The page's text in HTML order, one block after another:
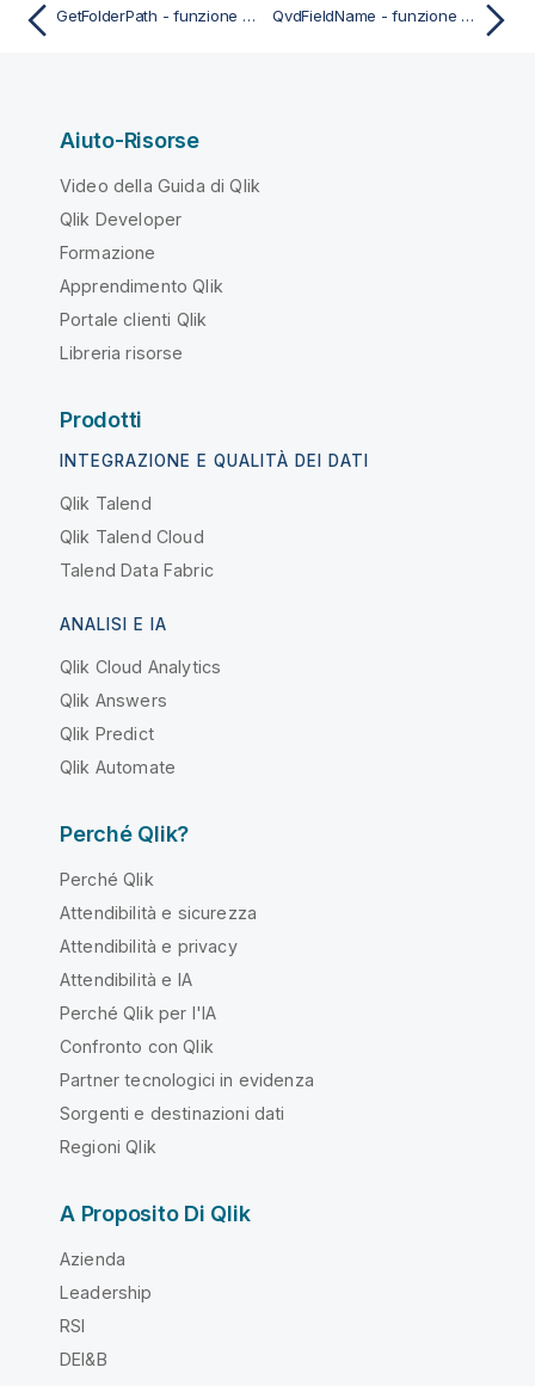
GetFolderPath - funzione di script QvdFieldName - funzione di script
Aiuto-Risorse
Video della Guida di Qlik
Qlik Developer
Formazione
Apprendimento Qlik
Portale clienti Qlik
Libreria risorse
Prodotti
INTEGRAZIONE E QUALITÀ DEI DATI
Qlik Talend
Qlik Talend Cloud
Talend Data Fabric
ANALISI E IA
Qlik Cloud Analytics
Qlik Answers
Qlik Predict
Qlik Automate
Perché Qlik?
Perché Qlik
Attendibilità e sicurezza
Attendibilità e privacy
Attendibilità e IA
Perché Qlik per l'IA
Confronto con Qlik
Partner tecnologici in evidenza
Sorgenti e destinazioni dati
Regioni Qlik
A Proposito Di Qlik
Azienda
Leadership
RSI
DEI&B